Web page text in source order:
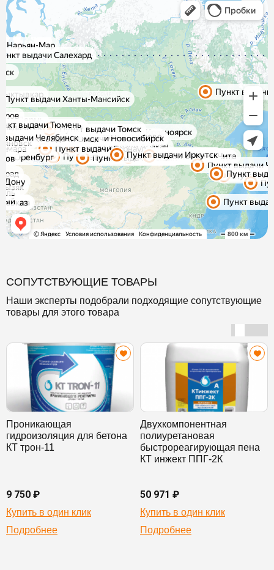
СОПУТСТВУЮЩИЕ ТОВАРЫ
Наши эксперты подобрали подходящие сопутствующие
товары для этого товара
Проникающая
гидроизоляция для бетона
КТ трон-11
9 750 ₽
Купить в один клик
Подробнее
Двухкомпонентная
полиуретановая
быстрореагирующая пена
КТ инжект ППГ-2К
50 971 ₽
Купить в один клик
Подробнее